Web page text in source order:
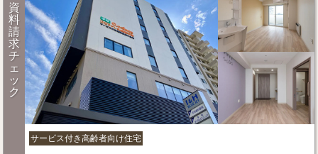
資
料
請
求
チ
ェ
ッ
ク
サービス付き高齢者向け住宅